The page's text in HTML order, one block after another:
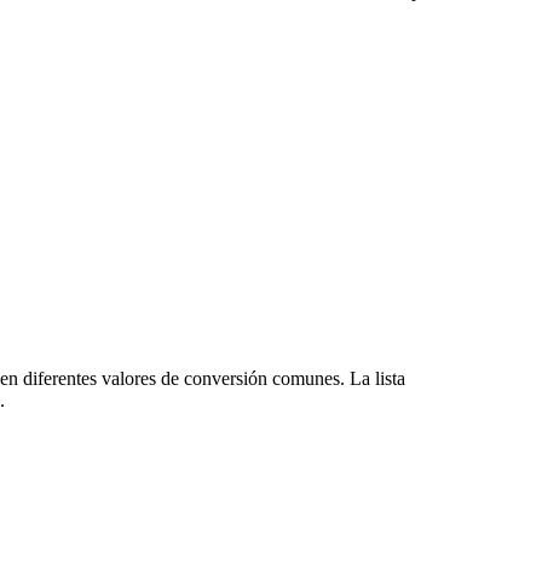
diferentes valores de conversión comunes. La lista